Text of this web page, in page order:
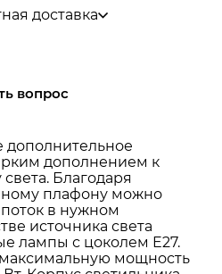
доставка
при покупке
об условиях доставки
вопрос
дополнительное
дополнением к
Благодаря
плафону можно
в нужном
источника света
лампы с цоколем E27.
мощность